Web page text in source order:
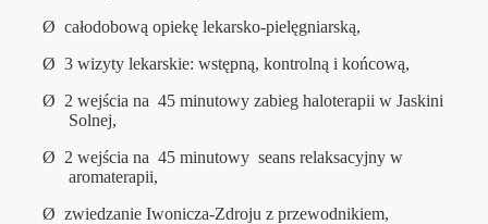
Ø całodobową opiekę lekarsko-pielęgniarską,
Ø 3 wizyty lekarskie: wstępną, kontrolną i końcową,
Ø 2 wejścia na 45 minutowy zabieg haloterapii w Jaskini
Solnej,
Ø 2 wejścia na 45 minutowy seans relaksacyjny w
aromaterapii,
Ø zwiedzanie Iwonicza-Zdroju z przewodnikiem,